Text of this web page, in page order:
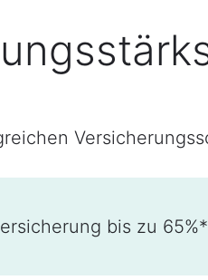
Lösung für Ihre